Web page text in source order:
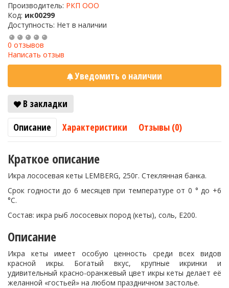
Производитель: РКП ООО
Код: ик00299
Доступность: Нет в наличии
0 отзывов
Написать отзыв
Уведомить о наличии
В закладки
Описание
Характеристики Отзывы (0)
Краткое описание
Икра лососевая кеты LEMBERG, 250г. Стеклянная банка.
Срок годности до 6 месяцев при температуре от 0 ° до +6
°C.
Состав: икра рыб лососевых пород (кеты), соль, Е200.
Описание
Икра кеты имеет особую ценность среди всех видов
красной икры. Богатый вкус, крупные икринки и
удивительный красно-оранжевый цвет икры кеты делает её
желанной «гостьей» на любом праздничном застолье.